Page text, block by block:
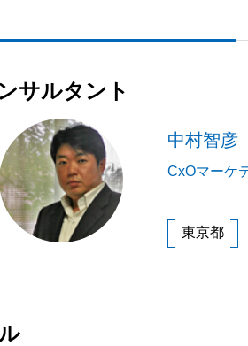
何故今、
検定試験
CERTIFICATION
サルタント
中村智彦
CxOマーケ
東京都